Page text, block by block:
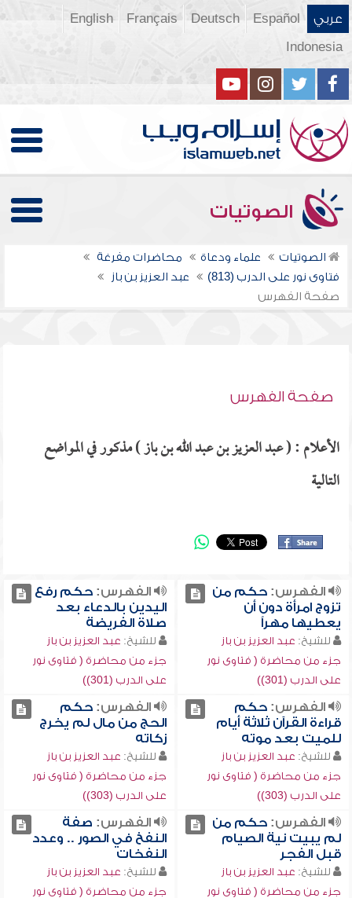
عربي Español
Deutsch
Français
English
Indonesia
الصوتيات
الصوتيات علماء ودعاة
محاضرات مفرغة
فتاوى نور على الدرب (813)
عبد العزيز بن باز
صفحة الفهرس
صفحة الفهرس
الأعلام : ( عبد العزيز بن عبد الله بن باز ) مذكور في المواضع
التالية
الفهرس:حكم من
تزوج امرأة دون أن
يعطيها مهراً
للشيخ: عبد العزيز بن باز
جزء من محاضرة ( فتاوى نور
على الدرب (301))
الفهرس:حكم رفع
اليدين بالدعاء بعد
صلاة الفريضة
للشيخ: عبد العزيز بن باز
جزء من محاضرة ( فتاوى نور
على الدرب (301))
الفهرس:حكم
قراءة القرآن ثلاثة أيام
للميت بعد موته
للشيخ: عبد العزيز بن باز
جزء من محاضرة ( فتاوى نور
على الدرب (303))
الفهرس:حكم
الحج من مال لم يخرج
زكاته
للشيخ: عبد العزيز بن باز
جزء من محاضرة ( فتاوى نور
على الدرب (303))
الفهرس:حكم من
لم يبيت نية الصيام
قبل الفجر
للشيخ: عبد العزيز بن باز
جزء من محاضرة ( فتاوى نور
الفهرس: صفة
النفخ في الصور .. وعدد
النفخات
للشيخ: عبد العزيز بن باز
جزء من محاضرة ( فتاوى نور